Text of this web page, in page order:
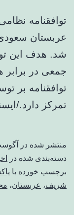
توافقنامه
عربستان
شد. هدف این
جمعی در برابر
توافقنامه بر
تمرکز دارد./
منتشر شده در
آگوست 7,
دسته‌بندی شده در
برچسب خورده با
شریف، عربستان،